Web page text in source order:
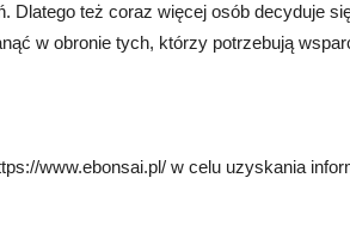
Dlatego też coraz więcej osób decyduje
w obronie tych, którzy potrzebują
www.ebonsai.pl/ w celu uzyskania